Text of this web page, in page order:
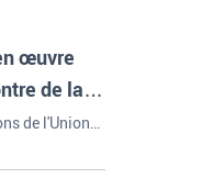
de l'Union…
œuvre
de la